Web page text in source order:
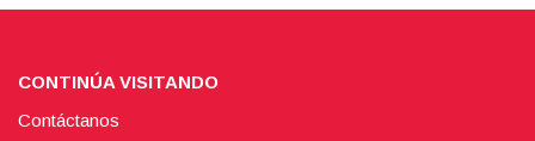
CONTINÚA VISITANDO
Contáctanos